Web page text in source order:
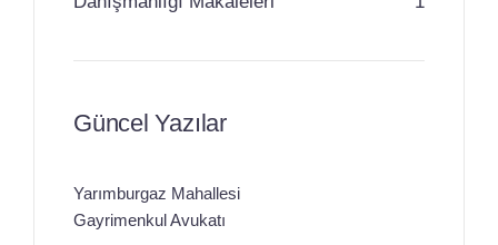
Güncel Yazılar
Yarımburgaz Mahallesi
Gayrimenkul Avukatı